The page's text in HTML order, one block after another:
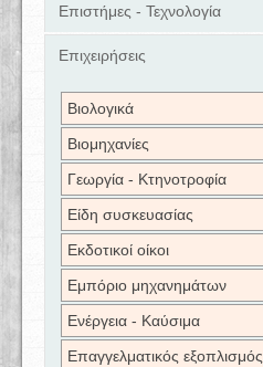
Επιστήμες - Τεχνολογία
Επιχειρήσεις
Βιολογικά
Βιομηχανίες
Γεωργία - Κτηνοτροφία
Είδη συσκευασίας
Εκδοτικοί οίκοι
Εμπόριο μηχανημάτων
Ενέργεια - Καύσιμα
Επαγγελματικός εξοπλισμός